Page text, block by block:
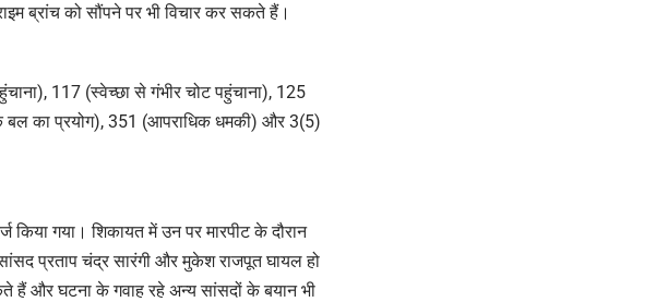
ब्रांच को सौंपने पर भी विचार कर सकते हैं।
117 (स्वेच्छा से गंभीर चोट पहुंचाना), 125
बल का प्रयोग), 351 (आपराधिक धमकी) और 3(5)
किया गया। शिकायत में उन पर मारपीट के दौरान
प्रताप चंद्र सारंगी और मुकेश राजपूत घायल हो
हैं और घटना के गवाह रहे अन्य सांसदों के बयान भी